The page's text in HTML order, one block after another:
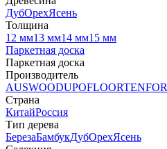
ДубОрехЯсень
Толщина
12 мм13 мм14 мм15 мм
Паркетная доска
Паркетная доска
Производитель
AUSWOODUPOFLOORTENFOR
Страна
КитайРоссия
Тип дерева
БерезаБамбукДубОрехЯсень